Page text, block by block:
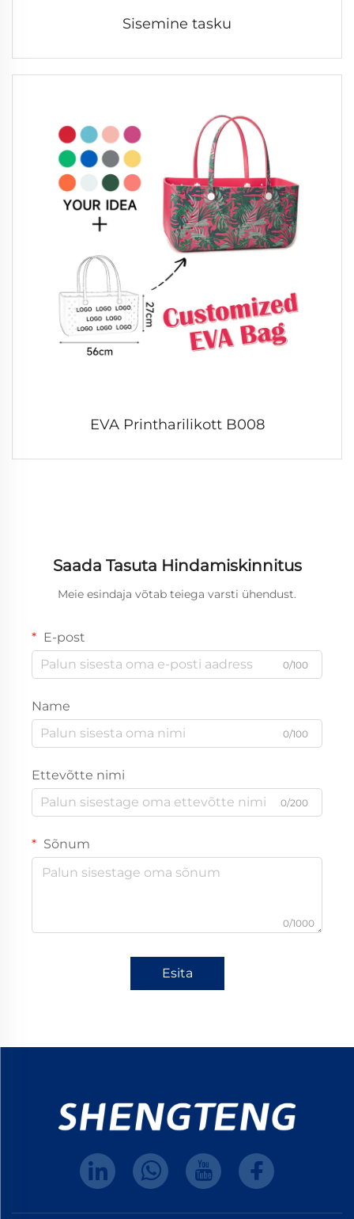
Sisemine tasku
EVA Printharilikott B008
Saada Tasuta Hindamiskinnitus
Meie esindaja võtab teiega varsti ühendust.
E-post
0/100
Name
0/100
Ettevõtte nimi
0/200
Sõnum
0/1000
Esita